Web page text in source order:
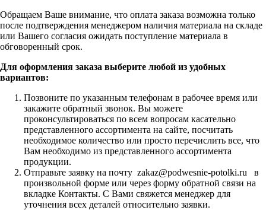
Обращаем Ваше внимание, что оплата заказа возможна только
после подтверждения менеджером наличия материала на складе
или Вашего согласия ожидать поступление материала в
обговоренный срок.
Для оформления заказа выберите любой из удобных
вариантов:
Позвоните по указанным телефонам в рабочее время или
закажите обратный звонок. Вы можете
проконсультироваться по всем вопросам касательно
представленного ассортимента на сайте, посчитать
необходимое количество или просто перечислить все, что
Вам необходимо из представленного ассортимента
продукции.
Отправьте заявку на почту zakaz@podwesnie-potolki.ru в
произвольной форме или через форму обратной связи на
вкладке Контакты. С Вами свяжется менеджер для
уточнения всех деталей относительно заявки.